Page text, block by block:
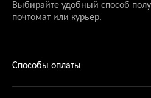
Выбирайте удобный способ
почтомат или курьер.
Способы оплаты